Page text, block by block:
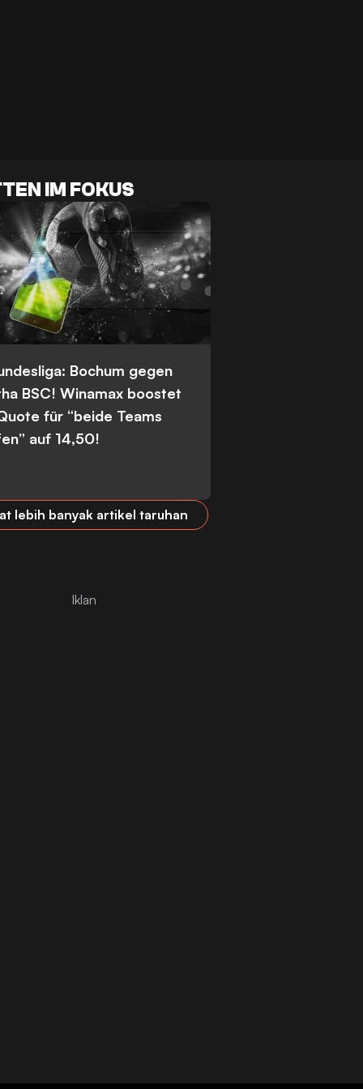
IM FOKUS
Bochum gegen
BSC! Winamax boostet
für “beide Teams
auf 14,50!
lebih banyak artikel taruhan